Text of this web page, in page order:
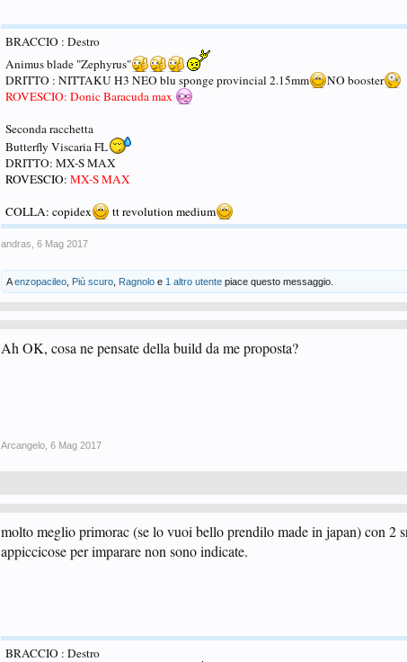
BRACCIO : Destro
Animus blade "Zephyrus"
DRITTO : NITTAKU H3 NEO blu sponge provincial 2.15mm
NO booster
ROVESCIO: Donic Baracuda max
Seconda racchetta
Butterfly Viscaria FL
DRITTO: MX-S MAX
ROVESCIO: MX-S MAX
COLLA: copidex
tt revolution medium
andras 6 Mag 2017
Aenzopacileo Più scuro Ragnolo e 1 altro utente piace questo messaggio.
Ah OK, cosa ne pensate della build da me proposta?
Arcangelo 6 Mag 2017
molto meglio primorac (se lo vuoi bello prendilo made in japan) con 2
appiccicose per imparare non sono indicate.
BRACCIO : Destro